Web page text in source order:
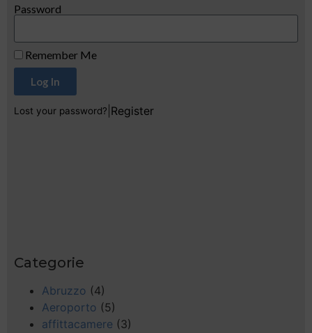
Password
Remember Me
Log In
Lost your password? Register
Categorie
Abruzzo (4)
Aeroporto (5)
affittacamere (3)